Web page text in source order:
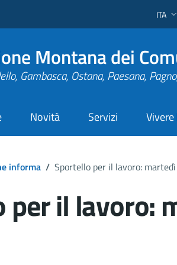
ITA
Montana dei
Gambasca, Ostana, Paesana,
Novità Servizi
informa / Sportello per il lavoro:
per il lavoro: